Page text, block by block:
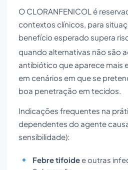
O CLORANFENICOL é
contextos clínicos, para
benefício esperado supera
quando alternativas não são
antibiótico que aparece mais
em cenários em que se
boa penetração em tecidos.
Indicações frequentes na
dependentes do agente
sensibilidade):
Febre tifoidee outras